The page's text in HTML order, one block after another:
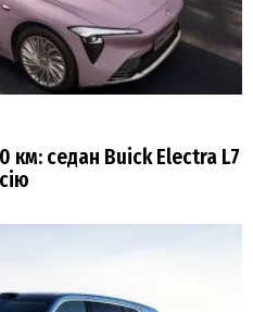
км: седан Buick Electra L7